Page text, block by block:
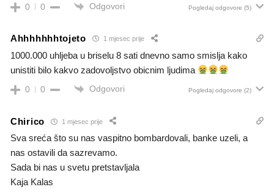
0 0 Odgovori Pogledaj odgovore (5)
Ahhhhhhhtojeto 1 mjesec prije
1000.000 uhljeba u briselu 8 sati dnevno samo smislja kako
unistiti bilo kakvo zadovoljstvo obicnim ljudima
0 0 Odgovori Pogledaj odgovore (2)
Chirico 1 mjesec prije
Sva sreća što su nas vaspitno bombardovali, banke uzeli, a
nas ostavili da sazrevamo.
Sada bi nas u svetu pretstavljala
Kaja Kalas